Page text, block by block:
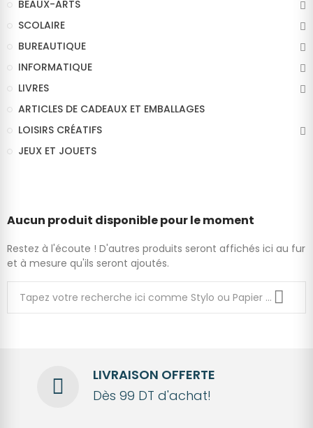
Aucun produit disponible pour le moment
Restez à l'écoute ! D'autres produits seront affichés ici au fur
et à mesure qu'ils seront ajoutés.
BEAUX-ARTS
SCOLAIRE
BUREAUTIQUE
INFORMATIQUE
LIVRES
ARTICLES DE CADEAUX ET EMBALLAGES
LOISIRS CRÉATIFS
JEUX ET JOUETS
LIVRAISON OFFERTE
Dès 99 DT d'achat!